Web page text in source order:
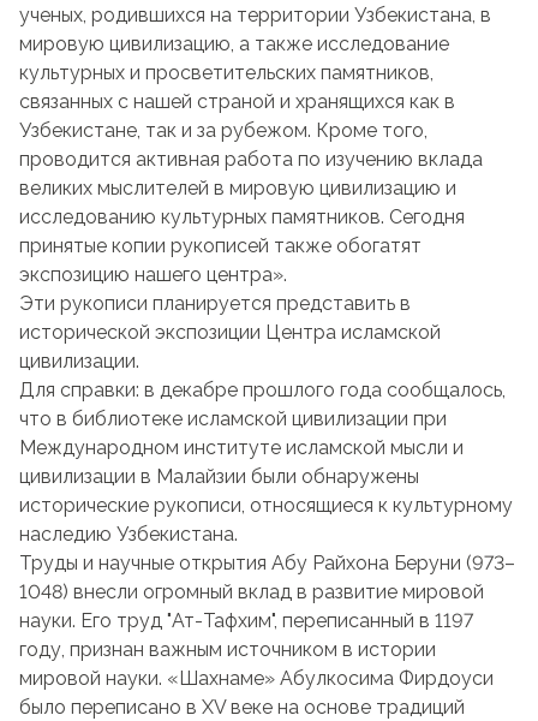
ученых, родившихся на территории Узбекистана, в
мировую цивилизацию, а также исследование
культурных и просветительских памятников,
связанных с нашей страной и хранящихся как в
Узбекистане, так и за рубежом. Кроме того,
проводится активная работа по изучению вклада
великих мыслителей в мировую цивилизацию и
исследованию культурных памятников. Сегодня
принятые копии рукописей также обогатят
экспозицию нашего центра».
Эти рукописи планируется представить в
исторической экспозиции Центра исламской
цивилизации.
Для справки: в декабре прошлого года сообщалось,
что в библиотеке исламской цивилизации при
Международном институте исламской мысли и
цивилизации в Малайзии были обнаружены
исторические рукописи, относящиеся к культурному
наследию Узбекистана.
Труды и научные открытия Абу Райхона Беруни (973–
1048) внесли огромный вклад в развитие мировой
науки. Его труд "Ат-Тафхим", переписанный в 1197
году, признан важным источником в истории
мировой науки. «Шахнаме» Абулкосима Фирдоуси
было переписано в XV веке на основе традиций